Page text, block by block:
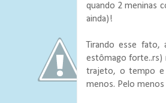
quando 2 meninas
ainda)!
Tirando esse
estômago forte..rs)
trajeto, o tempo e
menos. Pelo